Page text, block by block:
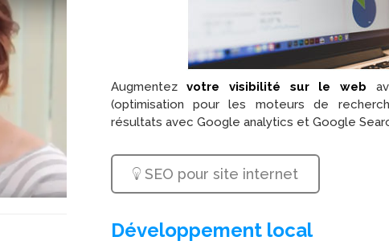
Augmentezvotre visibilité sur le web
(optimisation pour les moteurs de
résultats avec Google analytics et Google
SEO pour site internet
Développement local